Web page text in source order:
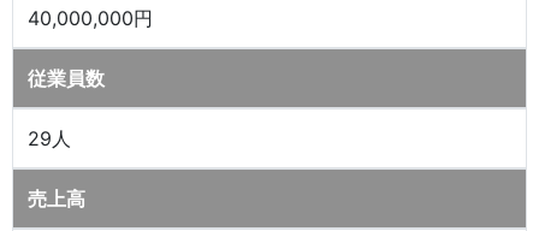
40,000,000円
従業員数
29人
売上高